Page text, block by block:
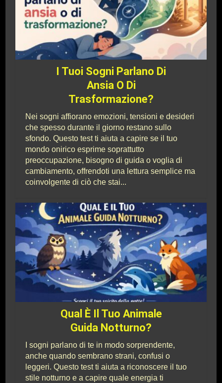
I Tuoi Sogni Parlano Di
Ansia O Di
Trasformazione?
Nei sogni affiorano emozioni, tensioni e desideri
che spesso durante il giorno restano sullo
sfondo. Questo test ti aiuta a capire se il tuo
mondo onirico esprime soprattutto
preoccupazione, bisogno di guida o voglia di
cambiamento, offrendoti una lettura semplice ma
coinvolgente di ciò che stai...
Qual È Il Tuo Animale
Guida Notturno?
I sogni parlano di te in modo sorprendente,
anche quando sembrano strani, confusi o
leggeri. Questo test ti aiuta a riconoscere il tuo
stile notturno e a capire quale energia ti